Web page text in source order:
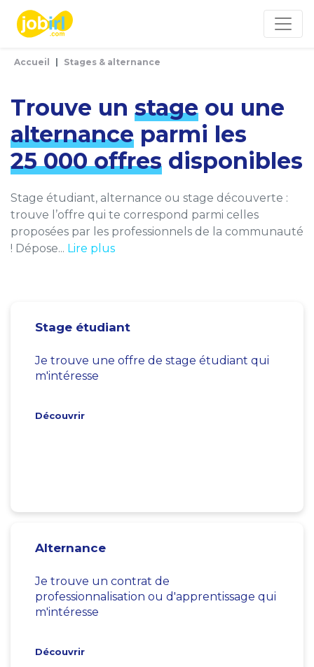
Accueil Stages & alternance
Trouve un stage ou une
alternance parmi les
25 000 offres disponibles
Stage étudiant, alternance ou stage découverte :
trouve l’offre qui te correspond parmi celles
proposées par les professionnels de la communauté
! Dépose... Lire plus
Stage étudiant
Je trouve une offre de stage étudiant qui
m'intéresse
Découvrir
Alternance
Je trouve un contrat de
professionnalisation ou d'apprentissage qui
m'intéresse
Découvrir
Panneau de gestion des cookies